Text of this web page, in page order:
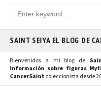
SAINT SEIYA EL BLOG DE
Bienvenidos a mi blog de
Información sobre figuras
CancerSaint coleccionista desde